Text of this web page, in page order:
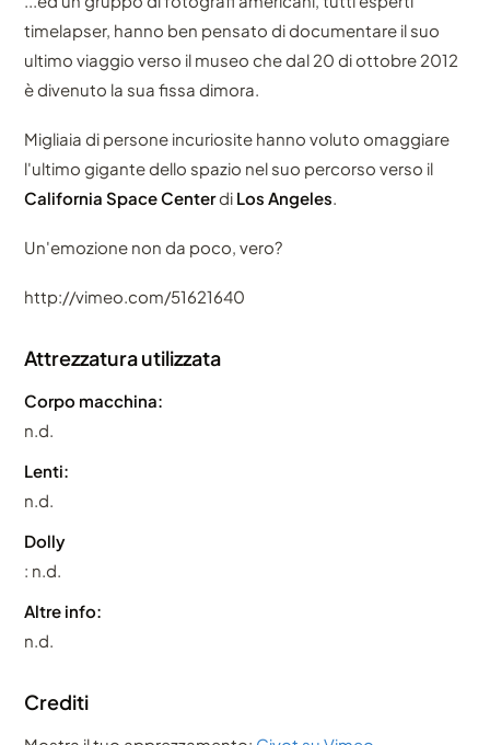
timelapser, hanno ben pensato di documentare il suo
ultimo viaggio verso il museo che dal 20 di ottobre 2012
è divenuto la sua fissa dimora.
Migliaia di persone incuriosite hanno voluto omaggiare
l'ultimo gigante dello spazio nel suo percorso verso il
California Space Centerdi Los Angeles.
Un'emozione non da poco, vero?
http://vimeo.com/51621640
Attrezzatura utilizzata
Corpo macchina:
n.d.
Lenti:
n.d.
Dolly
: n.d.
Altre info:
n.d.
Crediti